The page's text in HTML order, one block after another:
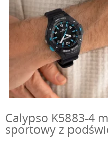
Calypso K5883-4
sportowy z